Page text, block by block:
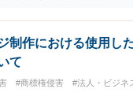
に至れば支払が開始され
訴訟の中で解決がなされる
制作における使用し
て
#商標権侵害 #法人・ビジネ